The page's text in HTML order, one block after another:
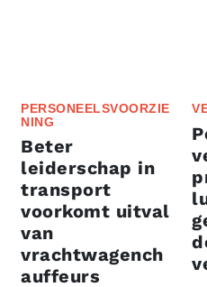
PERSONEELSVOORZIE
NING
Beter
leiderschap in
transport
voorkomt uitval
van
vrachtwagench
auffeurs